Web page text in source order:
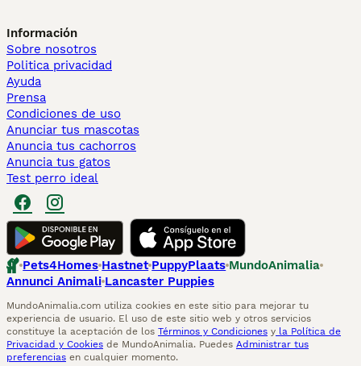
Información
Sobre nosotros
Politica privacidad
Ayuda
Prensa
Condiciones de uso
Anunciar tus mascotas
Anuncia tus cachorros
Anuncia tus gatos
Test perro ideal
Pets4Homes Hastnet PuppyPlaats MundoAnimalia
Annunci Animali Lancaster Puppies
MundoAnimalia.com utiliza cookies en este sitio para mejorar tu
experiencia de usuario. El uso de este sitio web y otros servicios
constituye la aceptación de los Términos y Condiciones y la Política de
Privacidad y Cookies de MundoAnimalia. Puedes Administrar tus
preferencias en cualquier momento.